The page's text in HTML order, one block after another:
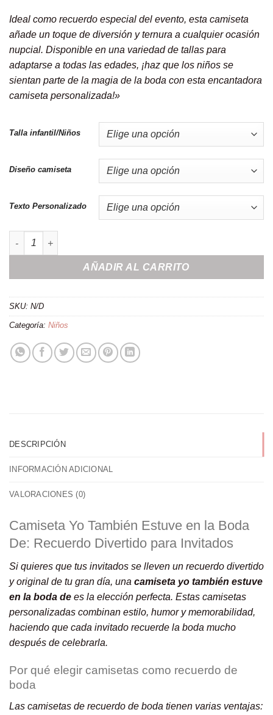
Ideal como recuerdo especial del evento, esta camiseta
añade un toque de diversión y ternura a cualquier ocasión
nupcial. Disponible en una variedad de tallas para
adaptarse a todas las edades, ¡haz que los niños se
sientan parte de la magia de la boda con esta encantadora
camiseta personalizada!»
Talla infantil/Niños
Diseño camiseta
Texto Personalizado
Camiseta ''yo también estuve en la boda de...'' cantidad
AÑADIR AL CARRITO
SKU: N/D
Categoría: Niños
DESCRIPCIÓN
INFORMACIÓN ADICIONAL
VALORACIONES (0)
Camiseta Yo También Estuve en la Boda
De: Recuerdo Divertido para Invitados
Si quieres que tus invitados se lleven un recuerdo divertido
y original de tu gran día, una camiseta yo también estuve
en la boda de es la elección perfecta. Estas camisetas
personalizadas combinan estilo, humor y memorabilidad,
haciendo que cada invitado recuerde la boda mucho
después de celebrarla.
Por qué elegir camisetas como recuerdo de
boda
Las camisetas de recuerdo de boda tienen varias ventajas: